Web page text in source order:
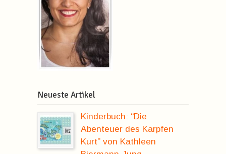
Neueste Artikel
Kinderbuch: “Die
Abenteuer des Karpfen
Kurt” von Kathleen